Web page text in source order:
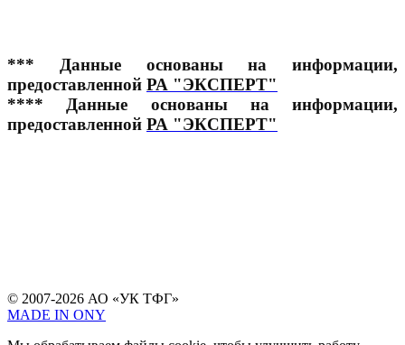
***
Данные основаны на информации,
предоставленной РА "ЭКСПЕРТ"
**** Данные основаны на информации,
предоставленной РА "ЭКСПЕРТ"
© 2007-2026 АО «УК ТФГ»
MADE IN ONY